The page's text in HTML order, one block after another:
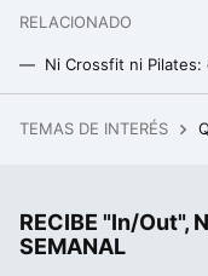
RELACIONADO
TEMAS DE INTERÉS
RECIBE "In/Out",
SEMANAL